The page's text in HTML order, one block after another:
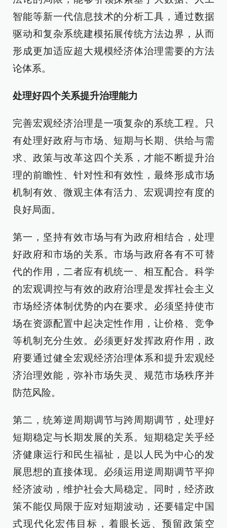
智能等新一代信息技术的分析工具，通过数据
驱动和复杂系统建模拓展传统方法边界，从而
形成更加适应超大规模经济体治理需要的方法
论体系。
处理好四个关系提升治理能力
完善宏观经济治理是一项复杂的系统工程。只
有处理好政府与市场、短期与长期、供给与需
求、政策与改革这四个关系，才能不断提升治
理的前瞻性、针对性和有效性，最终形成市场
机制有效、微观主体有活力、宏观调控有度的
良好局面。
第一，坚持有效市场与有为政府相结合，处理
好政府和市场的关系。市场与政府各有不可替
代的作用，二者应有机统一、相互配合。科学
的宏观调控与有效的政府治理是发挥社会主义
市场经济体制优势的内在要求。必须坚持使市
场在资源配置中起决定性作用，让价格、竞争
等机制充分生效。必须更好发挥政府作用，政
府要通过健全宏观经济治理体系和提升宏观经
济治理效能，弥补市场失灵、规范市场秩序并
防范风险。
第二，统筹逆周期调节与跨周期调节，处理好
短期稳定与长期发展的关系。短期稳定关乎经
济健康运行和民生福祉，是以人民为中心的发
展思想的直接体现。必须运用逆周期调节平抑
经济波动，维护社会大局稳定。同时，经济政
策不能仅局限于应对短期波动，还要锚定中国
式现代化宏伟目标，着眼长远、预留政策空